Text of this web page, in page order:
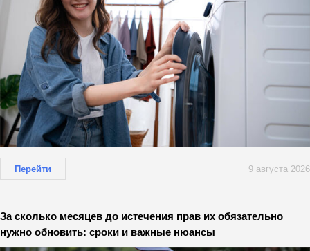
Перейти 9 августа 2026
За сколько месяцев до истечения прав их обязательно
нужно обновить: сроки и важные нюансы